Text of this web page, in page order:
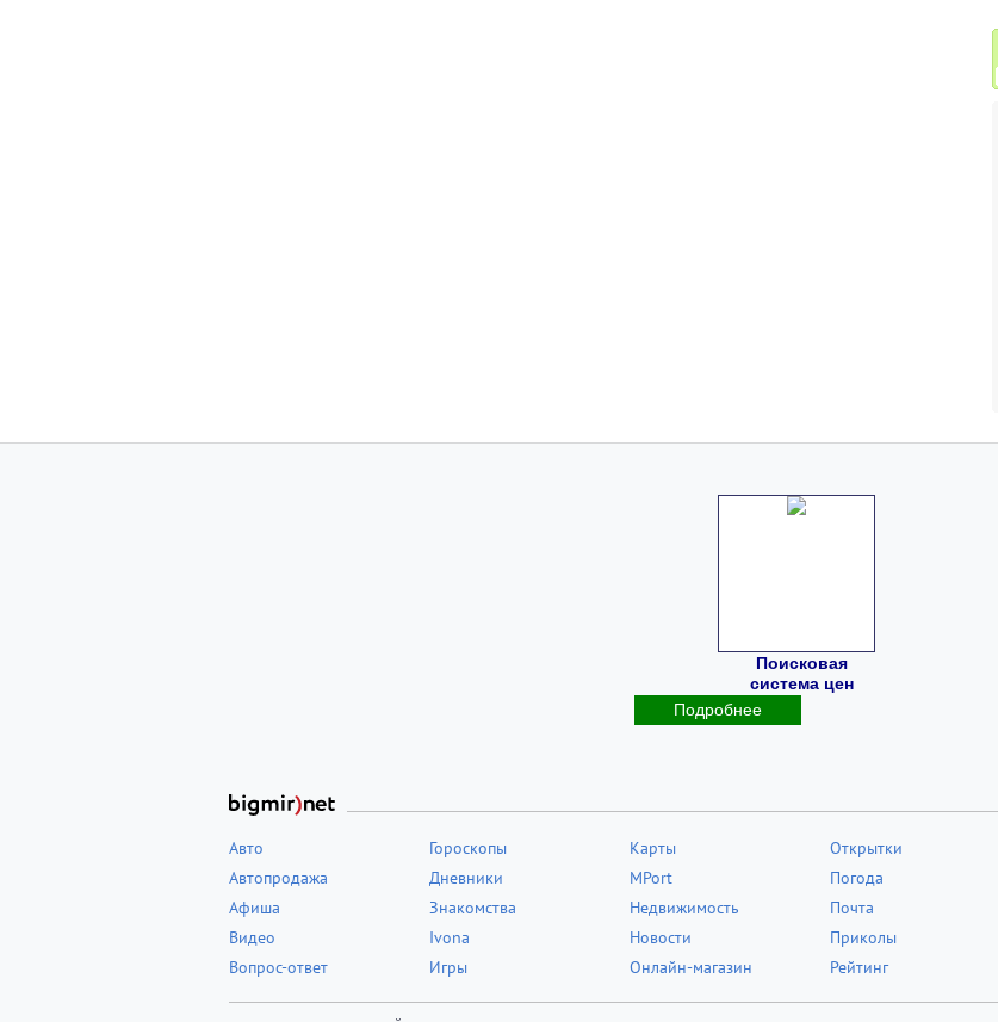
Поисковая
система цен
Подробнее
Авто
Автопродажа
Афиша
Видео
Вопрос-ответ
Гороскопы
Дневники
Знакомства
Ivona
Игры
Карты
MPort
Недвижимость
Новости
Онлайн-магазин
Открытки
Погода
Почта
Приколы
Рейтинг